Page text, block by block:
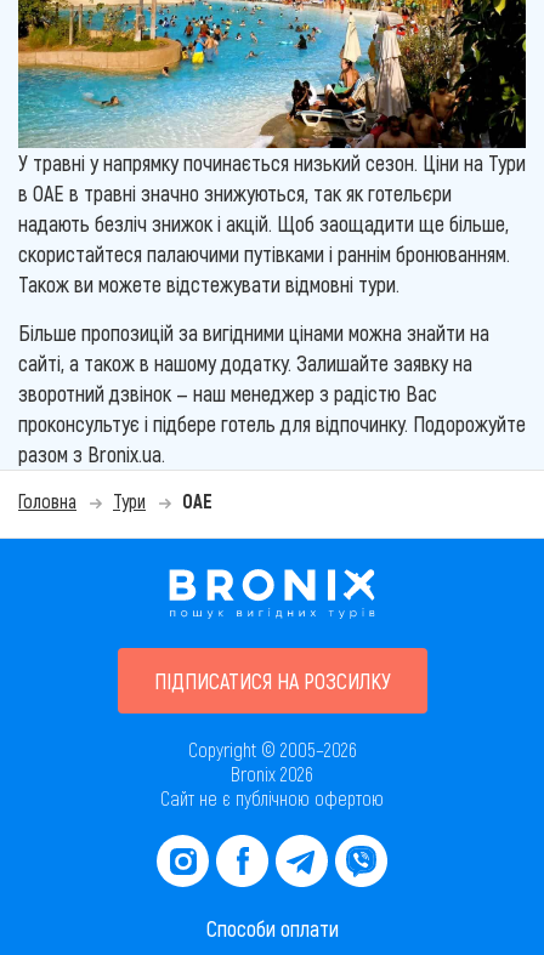
У травні у напрямку починається низький сезон. Ціни на Тури
в ОАЕ в травні значно знижуються, так як готельєри
надають безліч знижок і акцій. Щоб заощадити ще більше,
скористайтеся палаючими путівками і раннім бронюванням.
Також ви можете відстежувати відмовні тури.
Більше пропозицій за вигідними цінами можна знайти на
сайті, а також в нашому додатку. Залишайте заявку на
зворотний дзвінок — наш менеджер з радістю Вас
проконсультує і підбере готель для відпочинку. Подорожуйте
разом з Bronix.ua.
Головна Тури ОАЕ
ПІДПИСАТИСЯ НА РОЗСИЛКУ
Copyright © 2005–2026
Bronix 2026
Сайт не є публічною офертою
Способи оплати